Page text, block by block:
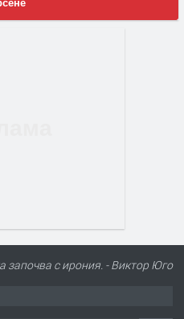
започва с ирония. - Виктор Юго